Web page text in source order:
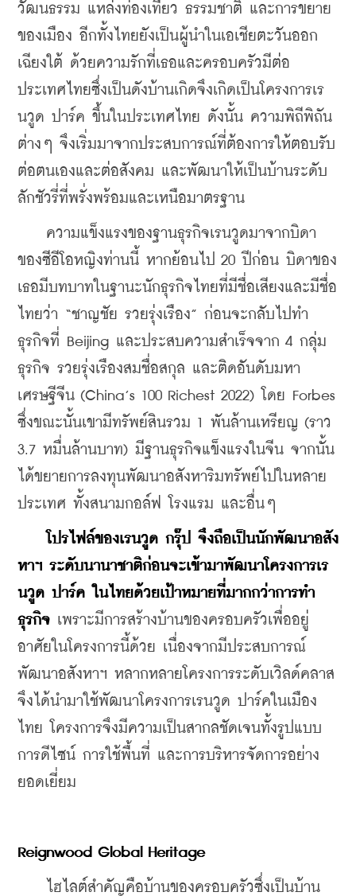
วัฒนธรรม แหล่งท่องเที่ยว ธรรมชาติ และการขยาย
ของเมือง อีกทั้งไทยยังเป็นผู้นำในเอเชียตะวันออก
เฉียงใต้ ด้วยความรักที่เธอและครอบครัวมีต่อ
ประเทศไทยซึ่งเป็นดังบ้านเกิดจึงเกิดเป็นโครงการเร
นวูด ปาร์ค ขึ้นในประเทศไทย ดังนั้น ความพิถีพิถัน
ต่างๆ จึงเริ่มมาจากประสบการณ์ที่ต้องการให้ตอบรับ
ต่อตนเองและต่อสังคม และพัฒนาให้เป็นบ้านระดับ
ลักชัวรี่ที่พรั่งพร้อมและเหนือมาตรฐาน
ความแข็งแรงของฐานธุรกิจเรนวูดมาจากบิดา
ของซีอีโอหญิงท่านนี้ หากย้อนไป 20 ปีก่อน บิดาของ
เธอมีบทบาทในฐานะนักธุรกิจไทยที่มีชื่อเสียงและมีชื่อ
ไทยว่า “ชาญชัย รวยรุ่งเรือง” ก่อนจะกลับไปทำ
ธุรกิจที่ Beijing และประสบความสำเร็จจาก 4 กลุ่ม
ธุรกิจ รวยรุ่งเรืองสมชื่อสกุล และติดอันดับมหา
เศรษฐีจีน (China’s 100 Richest 2022) โดย Forbes
ซึ่งขณะนั้นเขามีทรัพย์สินรวม 1 พันล้านเหรียญ (ราว
3.7 หมื่นล้านบาท) มีฐานธุรกิจแข็งแรงในจีน จากนั้น
ได้ขยายการลงทุนพัฒนาอสังหาริมทรัพย์ไปในหลาย
ประเทศ ทั้งสนามกอล์ฟ โรงแรม และอื่นๆ
โปรไฟล์ของเรนวูด กรุ๊ป จึงถือเป็นนักพัฒนาอสัง
หาฯ ระดับนานาชาติก่อนจะเข้ามาพัฒนาโครงการเร
นวูด ปาร์ค ในไทยด้วยเป้าหมายที่มากกว่าการทำ
ธุรกิจ เพราะมีการสร้างบ้านของครอบครัวเพื่ออยู่
อาศัยในโครงการนี้ด้วย เนื่องจากมีประสบการณ์
พัฒนาอสังหาฯ หลากหลายโครงการระดับเวิลด์คลาส
จึงได้นำมาใช้พัฒนาโครงการเรนวูด ปาร์คในเมือง
ไทย โครงการจึงมีความเป็นสากลชัดเจนทั้งรูปแบบ
การดีไซน์ การใช้พื้นที่ และการบริหารจัดการอย่าง
ยอดเยี่ยม
Reignwood Global Heritage
ไฮไลต์สำคัญคือบ้านของครอบครัวซึ่งเป็นบ้าน